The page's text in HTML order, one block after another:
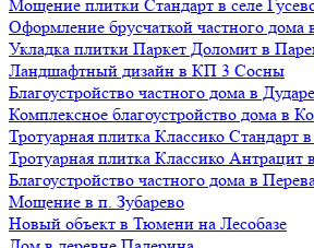
Мощение плитки Стандарт в селе
Оформление брусчаткой частного дома
Укладка плитки Паркет Доломит в
Ландшафтный дизайн в КП 3 Сосны
Благоустройство частного дома в
Комплексное благоустройство дома в
Тротуарная плитка Классико Стандарт
Тротуарная плитка Классико
Благоустройство частного дома в
Мощение в п. Зубарево
Новый объект в Тюмени на Лесобазе